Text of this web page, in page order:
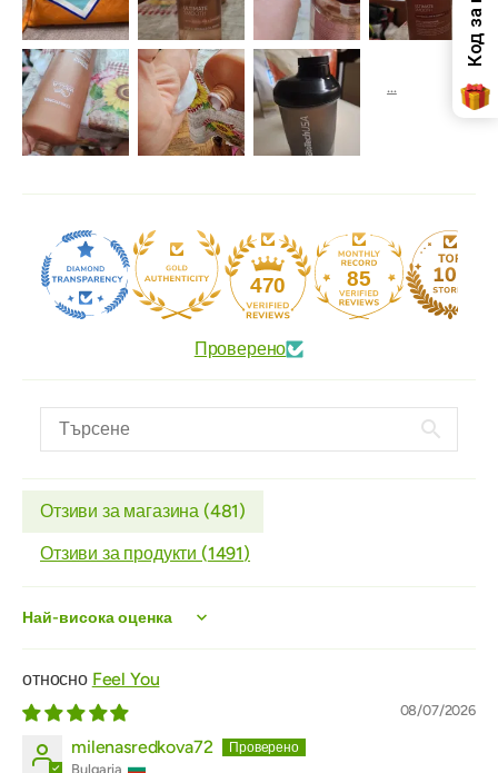
470 85
Проверено
Отзиви за магазина (481)
Отзиви за продукти (1491)
Sort by
Feel You
08/07/2026
milenasredkova72
Bulgaria